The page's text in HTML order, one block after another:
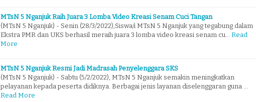
MTsN 5 Nganjuk Raih Juara 3 Lomba Video Kreasi Senam Cuci Tangan
(MTsN 5 Nganjuk) - Senin (28/3/2022),Siswa/i MTsN 5 Nganjuk yang tegabung dalam
Ekstra PMR dan UKS berhasil meraih juara 3 lomba video kreasi senam cu… Read
More
MTsN 5 Nganjuk Resmi Jadi Madrasah Penyelenggara SKS
(MTsN 5 Nganjuk) - Sabtu (5/2/2022), MTsN 5 Nganjuk semakin meningkatkan
pelayanan kepada peserta didiknya. Berbagai jenis layanan diselenggaran guna …
Read More